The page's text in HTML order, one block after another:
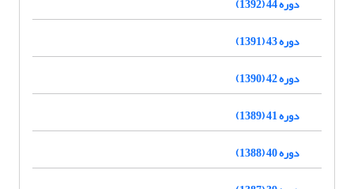
دوره 43 (1391)
دوره 42 (1390)
دوره 41 (1389)
دوره 40 (1388)